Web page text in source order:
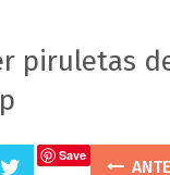
piruletas
Save